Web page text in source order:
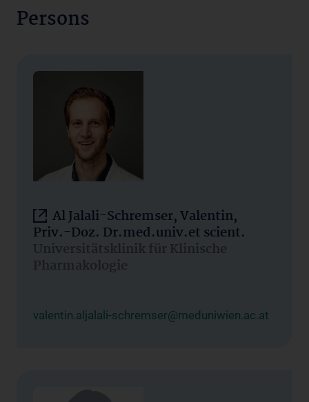
Persons
Al Jalali-Schremser, Valentin,
Priv.-Doz. Dr.med.univ.et scient.
Universitätsklinik für Klinische
Pharmakologie
valentin.aljalali-schremser@meduniwien.ac.at